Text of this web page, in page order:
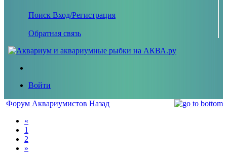
Поиск Вход/Регистрация
Обратная связь
Войти
Форум Аквариумистов Назад
«
1
2
»